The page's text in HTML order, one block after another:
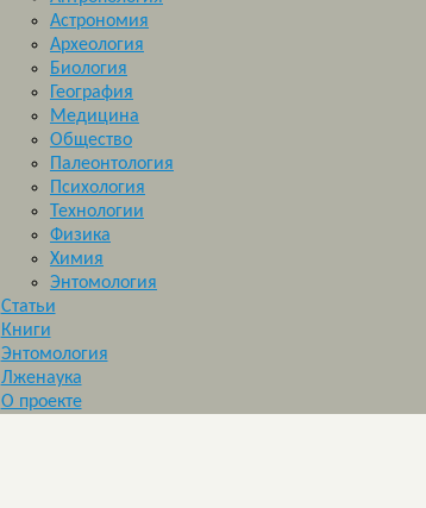
Астрономия
Археология
Биология
География
Медицина
Общество
Палеонтология
Психология
Технологии
Физика
Химия
Энтомология
Статьи
Книги
Энтомология
Лженаука
О проекте